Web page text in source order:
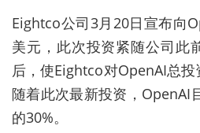
Eightco公司3月20日宣布向
美元，此次投资紧随公司此
后，使Eightco对OpenAI总投
随着此次最新投资，OpenAI
的30%。